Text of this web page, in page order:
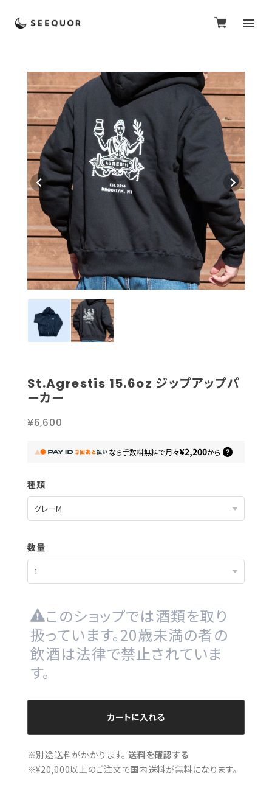
St.Agrestis 15.6oz ジップアップパ
ーカー
¥6,600
なら手数料無料で月々¥2,200から
種類
数量
このショップでは酒類を取り
扱っています。20歳未満の者の
飲酒は法律で禁止されていま
す。
カートに入れる
※別途送料がかかります。 送料を確認する
※¥20,000以上のご注文で国内送料が無料になります。